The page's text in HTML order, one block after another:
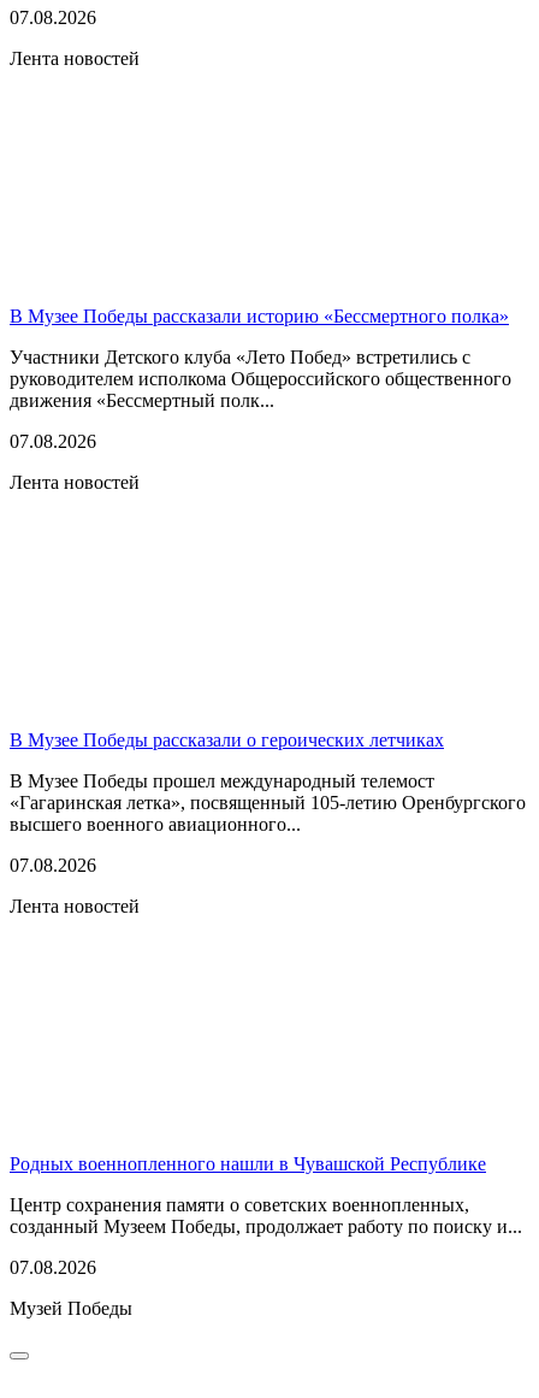
07.08.2026
Лента новостей
В Музее Победы рассказали историю «Бессмертного полка»
Участники Детского клуба «Лето Побед» встретились с
руководителем исполкома Общероссийского общественного
движения «Бессмертный полк...
07.08.2026
Лента новостей
В Музее Победы рассказали о героических летчиках
В Музее Победы прошел международный телемост
«Гагаринская летка», посвященный 105-летию Оренбургского
высшего военного авиационного...
07.08.2026
Лента новостей
Родных военнопленного нашли в Чувашской Республике
Центр сохранения памяти о советских военнопленных,
созданный Музеем Победы, продолжает работу по поиску и...
07.08.2026
Музей Победы